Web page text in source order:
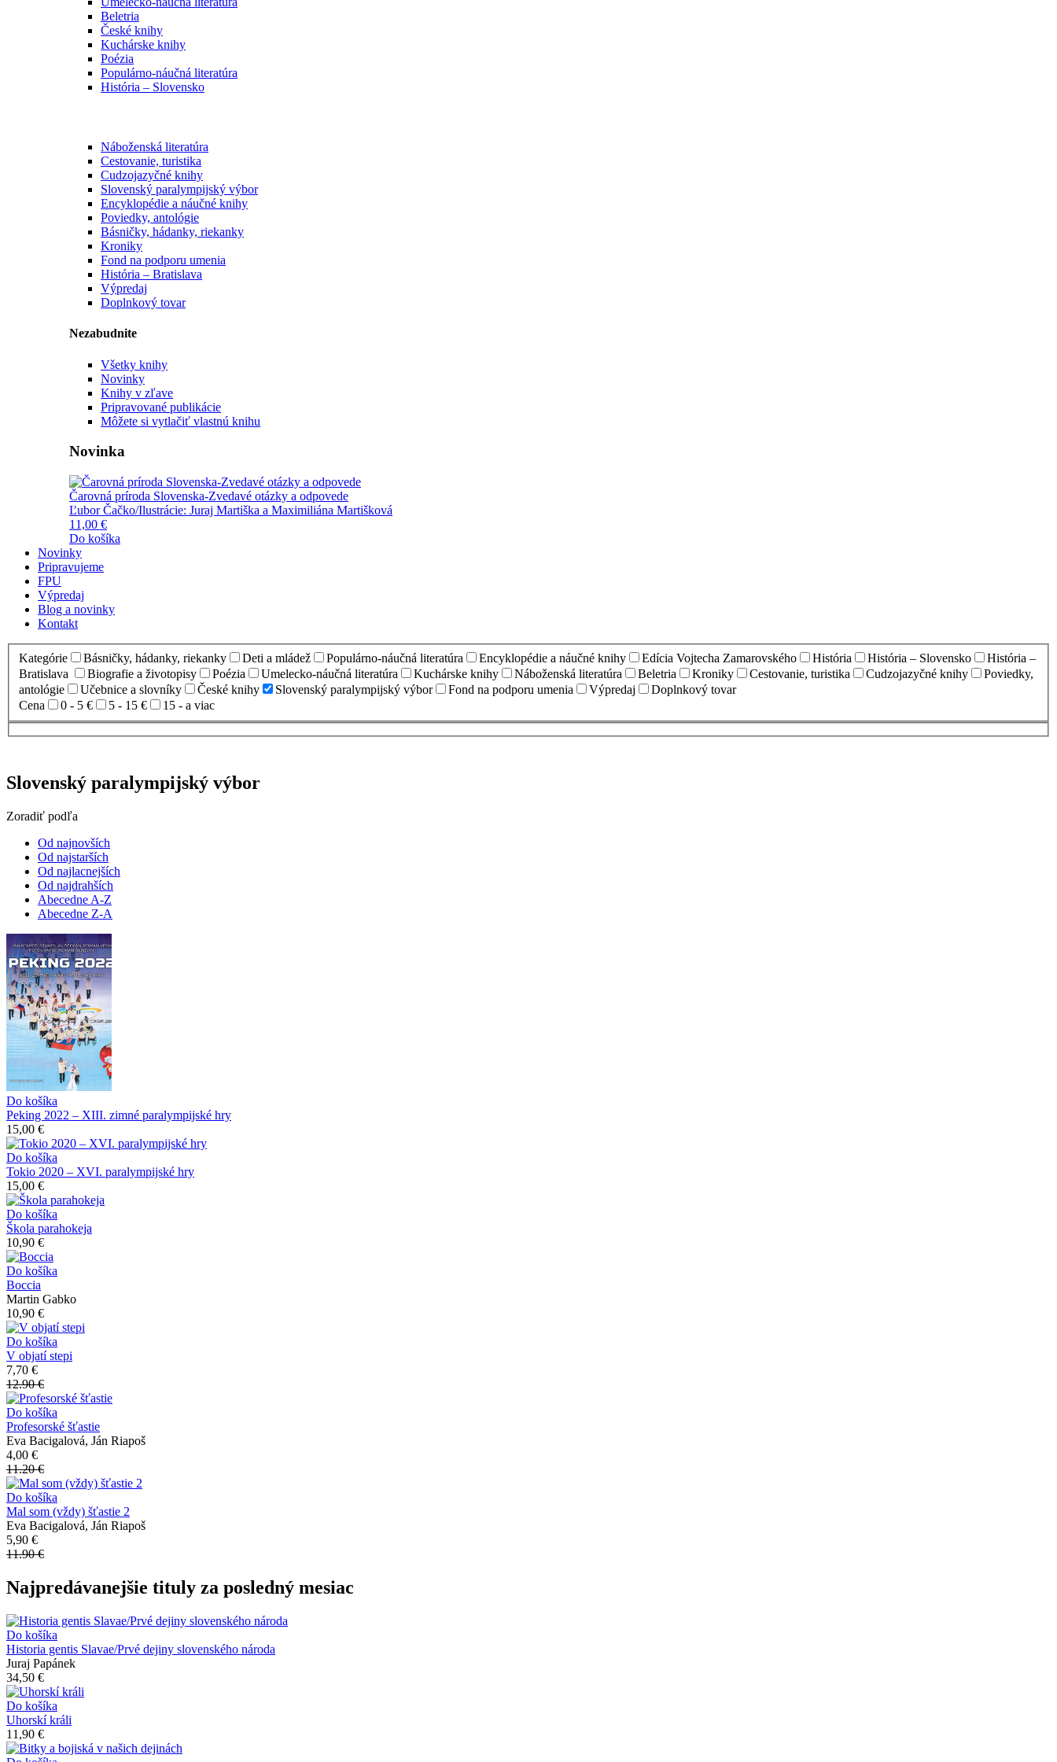
Beletria
České knihy
Kuchárske knihy
Poézia
Populárno-náučná literatúra
História – Slovensko
Náboženská literatúra
Cestovanie, turistika
Cudzojazyčné knihy
Slovenský paralympijský výbor
Encyklopédie a náučné knihy
Poviedky, antológie
Básničky, hádanky, riekanky
Kroniky
Fond na podporu umenia
História – Bratislava
Výpredaj
Doplnkový tovar
Nezabudnite
Všetky knihy
Novinky
Knihy v zľave
Pripravované publikácie
Môžete si vytlačiť vlastnú knihu
Novinka
Čarovná príroda Slovenska-Zvedavé otázky a odpovede
Ľubor Čačko/Ilustrácie: Juraj Martiška a Maximiliána Martišková
11,00 €
Do košíka
Novinky
Pripravujeme
FPU
Výpredaj
Blog a novinky
Kontakt
Kategórie Básničky, hádanky, riekanky Deti a mládež Populárno-náučná literatúra Encyklopédie a náučné knihy Edícia Vojtecha Zamarovského História História – Slovensko
História –
Bratislava
Biografie a životopisy Poézia Umelecko-náučná literatúra Kuchárske knihy Náboženská literatúra Beletria Kroniky Cestovanie, turistika Cudzojazyčné knihy
Poviedky,
antológie
Učebnice a slovníky České knihy Slovenský paralympijský výbor Fond na podporu umenia Výpredaj
Doplnkový tovar
Cena
0 - 5 € 5 - 15 € 15 - a viac
Slovenský paralympijský výbor
Zoradiť podľa
Od najnovších
Od najstarších
Od najlacnejších
Od najdrahších
Abecedne A-Z
Abecedne Z-A
Do košíka
Peking 2022 – XIII. zimné paralympijské hry
15,00 €
Do košíka
Tokio 2020 – XVI. paralympijské hry
15,00 €
Do košíka
Škola parahokeja
10,90 €
Do košíka
Boccia
Martin Gabko
10,90 €
Do košíka
V objatí stepi
7,70 €
12.90 €
Do košíka
Profesorské šťastie
Eva Bacigalová, Ján Riapoš
4,00 €
11.20 €
Do košíka
Mal som (vždy) šťastie 2
Eva Bacigalová, Ján Riapoš
5,90 €
11.90 €
Najpredávanejšie tituly za posledný mesiac
Do košíka
Historia gentis Slavae/Prvé dejiny slovenského národa
Juraj Papánek
34,50 €
Do košíka
Uhorskí králi
11,90 €